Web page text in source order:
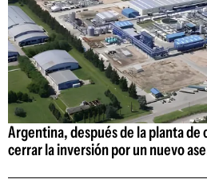
Argentina, después de la planta de
cerrar la inversión por un nuevo